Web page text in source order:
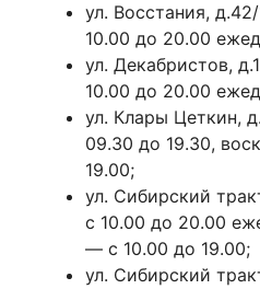
ул. Восстания,
10.00 до 20.00
ул. Декабристов,
10.00 до 20.00
ул. Клары Цеткин,
09.30 до 19.30,
19.00;
ул. Сибирский
с 10.00 до 20.00
— с 10.00 до 19.00;
ул. Сибирский